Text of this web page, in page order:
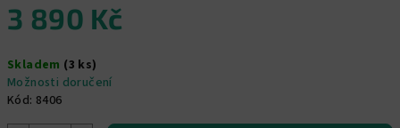
3 890 Kč
cena:
Skladem (3 ks)
Možnosti doručení
Kód: 8406